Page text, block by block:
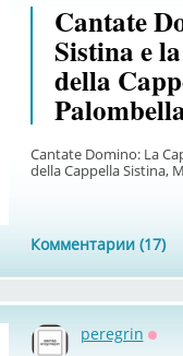
Cantate
Sistina e
della
Cantate Domino: La
della Cappella Sistina,
Комментарии (17)
peregrin